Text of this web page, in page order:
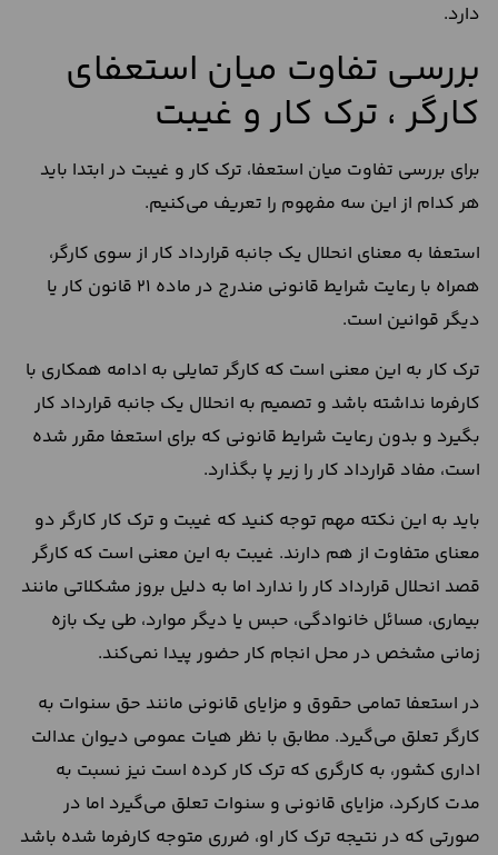
دارد.
بررسی تفاوت میان استعفای
کارگر ، ترک کار و غیبت
برای بررسی تفاوت میان استعفا، ترک کار و غیبت در ابتدا باید
هر کدام از این سه مفهوم را تعریف می‌کنیم.
استعفا به معنای انحلال یک جانبه قرارداد کار از سوی کارگر،
همراه با رعایت شرایط قانونی مندرج در ماده 21 قانون کار یا
دیگر قوانین است.
ترک کار به این معنی است که کارگر تمایلی به ادامه همکاری با
کارفرما نداشته باشد و تصمیم به انحلال یک جانبه قرارداد کار
بگیرد و بدون رعایت شرایط قانونی که برای استعفا مقرر شده
است، مفاد قرارداد کار را زیر پا بگذارد.
باید به این نکته مهم توجه کنید که غیبت و ترک کار کارگر دو
معنای متفاوت از هم دارند. غیبت به این معنی است که کارگر
قصد انحلال قرارداد کار را ندارد اما به دلیل بروز مشکلاتی مانند
بیماری، مسائل خانوادگی، حبس یا دیگر موارد، طی یک بازه
زمانی مشخص در محل انجام کار حضور پیدا نمی‌کند.
در استعفا تمامی حقوق و مزایای قانونی مانند حق سنوات به
کارگر تعلق می‌گیرد. مطابق با نظر هیات عمومی دیوان عدالت
اداری کشور، به کارگری که ترک کار کرده است نیز نسبت به
مدت کارکرد، مزایای قانونی و سنوات تعلق می‌گیرد اما در
صورتی که در نتیجه ترک کار او، ضرری متوجه کارفرما شده باشد